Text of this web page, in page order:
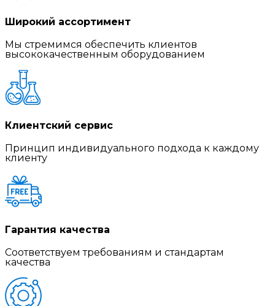
Широкий ассортимент
Мы стремимся обеспечить клиентов
высококачественным оборудованием
Клиентский сервис
Принцип индивидуального подхода к каждому
клиенту
Гарантия качества
Соответствуем требованиям и стандартам
качества